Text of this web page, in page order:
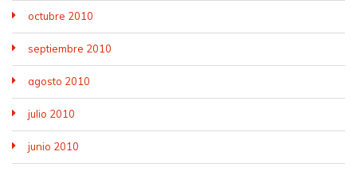
octubre 2010
septiembre 2010
agosto 2010
julio 2010
junio 2010